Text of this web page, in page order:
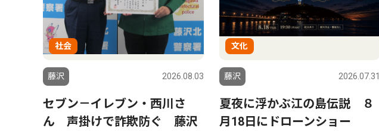
社会
藤沢 2026.08.03
セブン－イレブン・西川さ
ん 声掛けで詐欺防ぐ 藤沢
文化
藤沢 2026.07.31
夏夜に浮かぶ江の島伝説 ８
月18日にドローンショー